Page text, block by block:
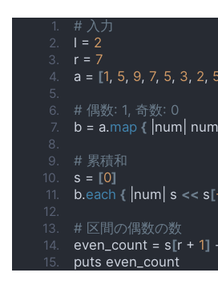
# 入力
l = 2
r = 7
a = [1, 5, 9, 7, 5, 3, 2,
# 偶数: 1, 奇数: 0
b = a.map { |num|
# 累積和
s = [0]
b.each { |num| s << s[
# 区間の偶数の数
even_count = s[r + 1]
puts even_count